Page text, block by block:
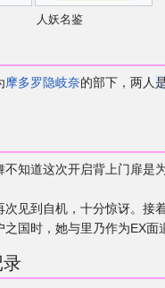
人妖名鉴
摩多罗隐岐奈的部下，两人
不知道这次开启背上门扉是
次见到自机，十分惊讶。接
国时，她与里乃作为EX面
录